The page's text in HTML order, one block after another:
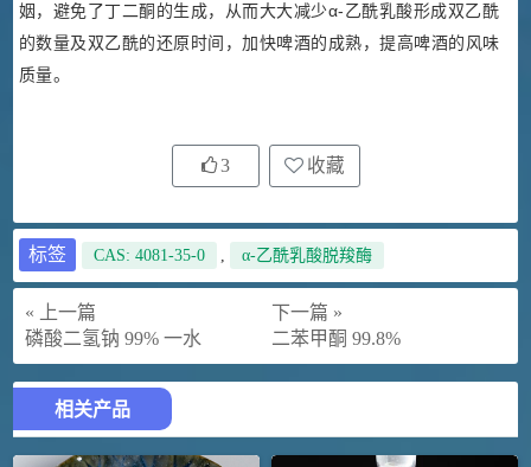
姻，避免了丁二酮的生成，从而大大减少α-乙酰乳酸形成双乙酰
的数量及双乙酰的还原时间，加快啤酒的成熟，提高啤酒的风味
质量。
3 收藏
标签 CAS: 4081-35-0 , α-乙酰乳酸脱羧酶
« 上一篇
磷酸二氢钠 99% 一水
下一篇 »
二苯甲酮 99.8%
相关产品